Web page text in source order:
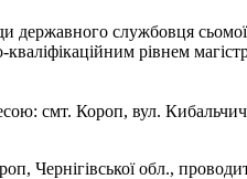
службовця сьомої
рівнем
смт. Короп, вул.
Чернігівської обл.,